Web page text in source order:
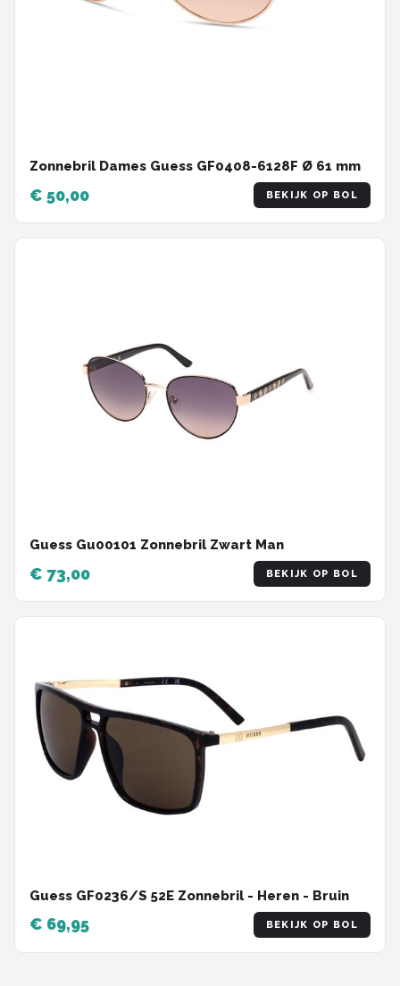
Zonnebril Dames Guess GF0408-6128F Ø 61 mm
€ 50,00 BEKIJK OP BOL
Guess Gu00101 Zonnebril Zwart Man
€ 73,00 BEKIJK OP BOL
Guess GF0236/S 52E Zonnebril - Heren - Bruin
€ 69,95 BEKIJK OP BOL